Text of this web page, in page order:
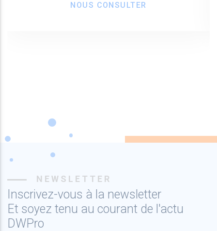
NOUS CONSULTER
NEWSLETTER
Inscrivez-vous à la newsletter
Et soyez tenu au courant de l'actu
DWPro